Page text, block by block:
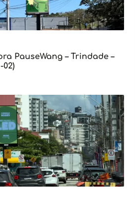
PauseWang – Trindade –